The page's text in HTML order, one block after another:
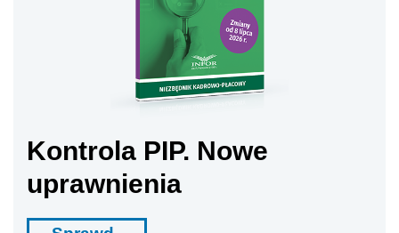
Kontrola PIP. Nowe
uprawnienia